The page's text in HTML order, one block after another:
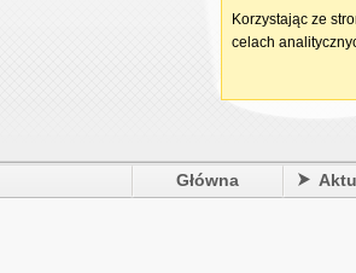
Główna
Korzystając ze
celach